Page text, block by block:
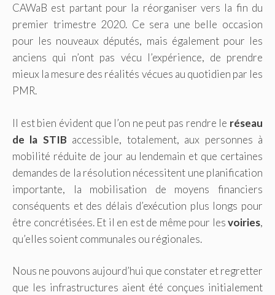
CAWaB est partant pour la réorganiser vers la fin du
premier trimestre 2020. Ce sera une belle occasion
pour les nouveaux députés, mais également pour les
anciens qui n’ont pas vécu l’expérience, de prendre
mieux la mesure des réalités vécues au quotidien par les
PMR.
Il est bien évident que l’on ne peut pas rendre le réseau
de la STIB accessible, totalement, aux personnes à
mobilité réduite de jour au lendemain et que certaines
demandes de la résolution nécessitent une planification
importante, la mobilisation de moyens financiers
conséquents et des délais d’exécution plus longs pour
être concrétisées. Et il en est de même pour lesvoiries,
qu’elles soient communales ou régionales.
Nous ne pouvons aujourd’hui que constater et regretter
que les infrastructures aient été conçues initialement